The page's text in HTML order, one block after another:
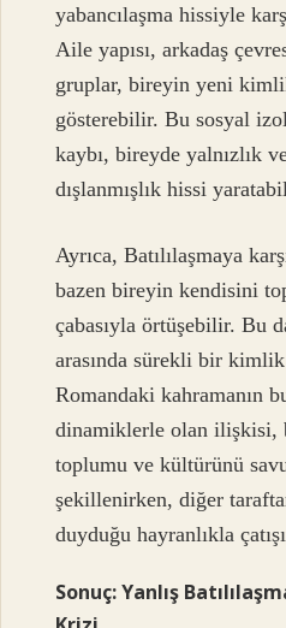
yabancılaşma hissiyle
Aile yapısı, arkadaş
gruplar, bireyin yeni
gösterebilir. Bu sosyal
kaybı, bireyde yalnızlık
dışlanmışlık hissi
Ayrıca, Batılılaşmaya
bazen bireyin kendisini
çabasıyla örtüşebilir. Bu
arasında sürekli bir kimlik
Romandaki kahramanın
dinamiklerle olan ilişkisi,
toplumu ve kültürünü
şekillenirken, diğer
duyduğu hayranlıkla
Sonuç: Yanlış